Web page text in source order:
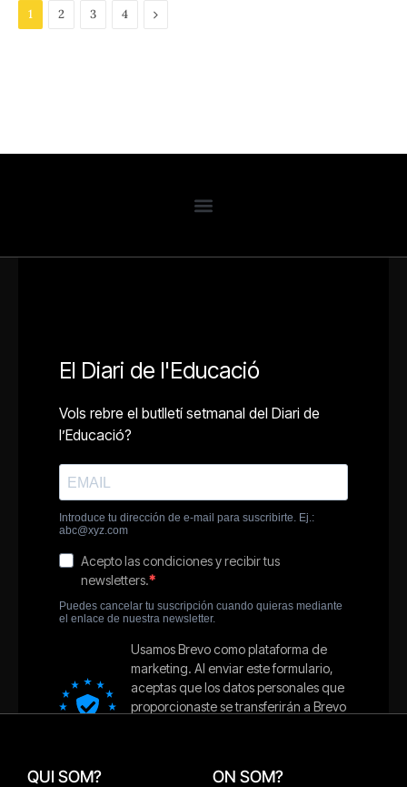
1 2 3 4 Next
QUI SOM? ON SOM?